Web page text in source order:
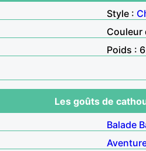
Style :
Couleur
Poids :
Les goûts de
Balade